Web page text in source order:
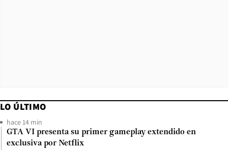
LO ÚLTIMO
hace 14 min
GTA VI presenta su primer gameplay extendido en
exclusiva por Netflix